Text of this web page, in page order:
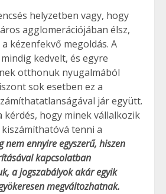
helyzetben vagy, hogy
agglomerációjában élsz,
kézenfekvő megoldás. A
kedvelt, és egyre
otthonuk nyugalmából
sok esetben ez a
jár együtt.
kérdés, hogy minek vállalkozik
tenni a
nem ennyire egyszerű, hiszen
kapcsolatban
a jogszabályok akár egyik
megváltozhatnak.